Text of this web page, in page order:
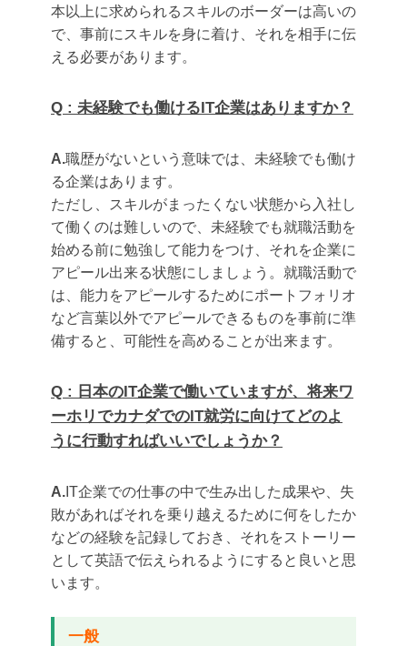
本以上に求められるスキルのボーダーは高いの
で、事前にスキルを身に着け、それを相手に伝
える必要があります。
Q : 未経験でも働けるIT企業はありますか？
A.職歴がないという意味では、未経験でも働け
る企業はあります。
ただし、スキルがまったくない状態から入社し
て働くのは難しいので、未経験でも就職活動を
始める前に勉強して能力をつけ、それを企業に
アピール出来る状態にしましょう。就職活動で
は、能力をアピールするためにポートフォリオ
など言葉以外でアピールできるものを事前に準
備すると、可能性を高めることが出来ます。
Q : 日本のIT企業で働いていますが、将来ワ
ーホリでカナダでのIT就労に向けてどのよ
うに行動すればいいでしょうか？
A. IT企業での仕事の中で生み出した成果や、失
敗があればそれを乗り越えるために何をしたか
などの経験を記録しておき、それをストーリー
として英語で伝えられるようにすると良いと思
います。
一般